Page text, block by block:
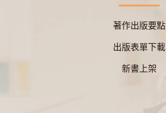
著作出版要點
出版表單下載
新書上架